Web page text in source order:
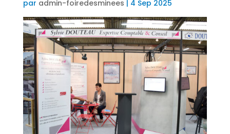
par admin-foiredesminees | 4 Sep 2025